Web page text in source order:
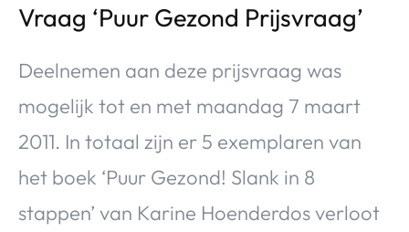
Vraag ‘Puur Gezond Prijsvraag’
Deelnemen aan deze prijsvraag was
mogelijk tot en met maandag 7 maart
2011. In totaal zijn er 5 exemplaren van
het boek ‘Puur Gezond! Slank in 8
stappen’ van Karine Hoenderdos verloot